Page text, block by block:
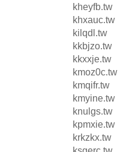
kheyfb.tw
khxauc.tw
kilqdl.tw
kkbjzo.tw
kkxxje.tw
kmoz0c.tw
kmqifr.tw
kmyine.tw
knulgs.tw
kpmxie.tw
krkzkx.tw